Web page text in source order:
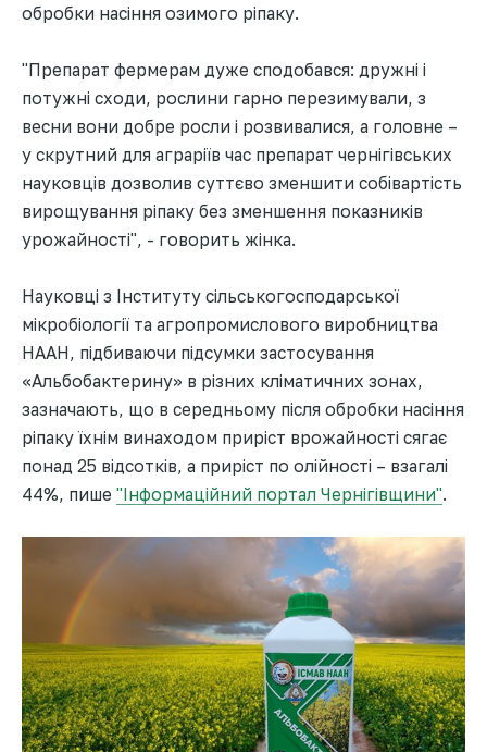
обробки насіння озимого ріпаку.
"Препарат фермерам дуже сподобався: дружні і
потужні сходи, рослини гарно перезимували, з
весни вони добре росли і розвивалися, а головне –
у скрутний для аграріїв час препарат чернігівських
науковців дозволив суттєво зменшити собівартість
вирощування ріпаку без зменшення показників
урожайності", - говорить жінка.
Науковці з Інституту сільськогосподарської
мікробіології та агропромислового виробництва
НААН, підбиваючи підсумки застосування
«Альбобактерину» в різних кліматичних зонах,
зазначають, що в середньому після обробки насіння
ріпаку їхнім винаходом приріст врожайності сягає
понад 25 відсотків, а приріст по олійності – взагалі
44%, пише "Інформаційний портал Чернiгiвщини".